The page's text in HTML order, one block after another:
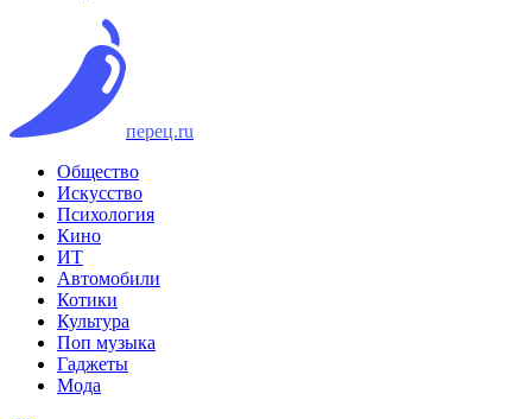
перец.ru
Общество
Искусство
Психология
Кино
ИТ
Автомобили
Котики
Культура
Поп музыка
Гаджеты
Мода